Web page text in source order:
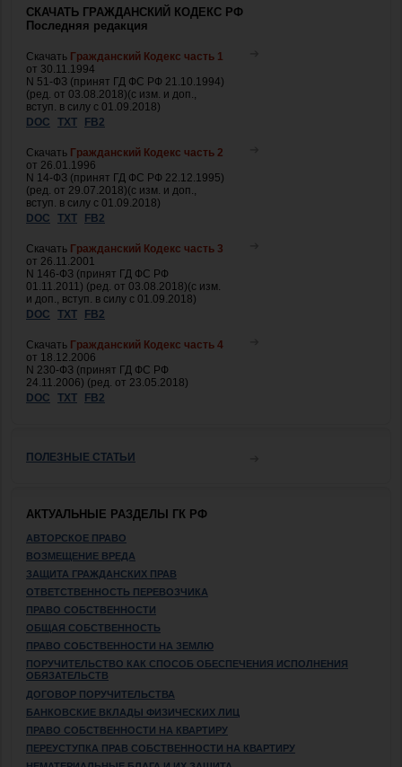
СКАЧАТЬ ГРАЖДАНСКИЙ КОДЕКС РФ
Последняя редакция
Скачать Гражданский Кодекс часть 1
от 30.11.1994
N 51-ФЗ (принят ГД ФС РФ 21.10.1994)
(ред. от 03.08.2018)(с изм. и доп.,
вступ. в силу с 01.09.2018)
DOC
TXT FB2
Скачать Гражданский Кодекс часть 2
от 26.01.1996
N 14-ФЗ (принят ГД ФС РФ 22.12.1995)
(ред. от 29.07.2018)(с изм. и доп.,
вступ. в силу с 01.09.2018)
DOC
TXT FB2
Скачать Гражданский Кодекс часть 3
от 26.11.2001
N 146-ФЗ (принят ГД ФС РФ
01.11.2011) (ред. от 03.08.2018)(с изм.
и доп., вступ. в силу с 01.09.2018)
DOC
TXT FB2
Скачать Гражданский Кодекс часть 4
от 18.12.2006
N 230-ФЗ (принят ГД ФС РФ
24.11.2006) (ред. от 23.05.2018)
DOC
TXT FB2
ПОЛЕЗНЫЕ СТАТЬИ
АКТУАЛЬНЫЕ РАЗДЕЛЫ ГК РФ
АВТОРСКОЕ ПРАВО
ВОЗМЕЩЕНИЕ ВРЕДА
ЗАЩИТА ГРАЖДАНСКИХ ПРАВ
ОТВЕТСТВЕННОСТЬ ПЕРЕВОЗЧИКА
ПРАВО СОБСТВЕННОСТИ
ОБЩАЯ СОБСТВЕННОСТЬ
ПРАВО СОБСТВЕННОСТИ НА ЗЕМЛЮ
ПОРУЧИТЕЛЬСТВО КАК СПОСОБ ОБЕСПЕЧЕНИЯ ИСПОЛНЕНИЯ
ОБЯЗАТЕЛЬСТВ
ДОГОВОР ПОРУЧИТЕЛЬСТВА
БАНКОВСКИЕ ВКЛАДЫ ФИЗИЧЕСКИХ ЛИЦ
ПРАВО СОБСТВЕННОСТИ НА КВАРТИРУ
ПЕРЕУСТУПКА ПРАВ СОБСТВЕННОСТИ НА КВАРТИРУ